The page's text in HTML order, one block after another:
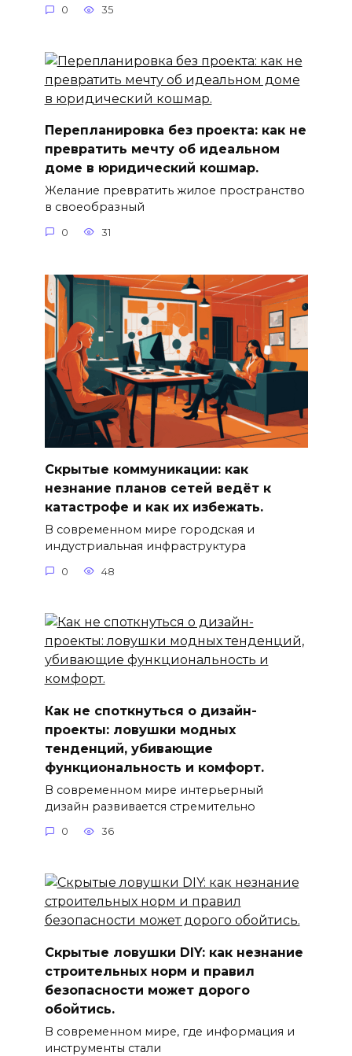
0 35
Перепланировка без проекта: как не
превратить мечту об идеальном
доме в юридический кошмар.
Желание превратить жилое пространство
в своеобразный
0 31
Скрытые коммуникации: как
незнание планов сетей ведёт к
катастрофе и как их избежать.
В современном мире городская и
индустриальная инфраструктура
0 48
Как не споткнуться о дизайн-
проекты: ловушки модных
тенденций, убивающие
функциональность и комфорт.
В современном мире интерьерный
дизайн развивается стремительно
0 36
Скрытые ловушки DIY: как незнание
строительных норм и правил
безопасности может дорого
обойтись.
В современном мире, где информация и
инструменты стали